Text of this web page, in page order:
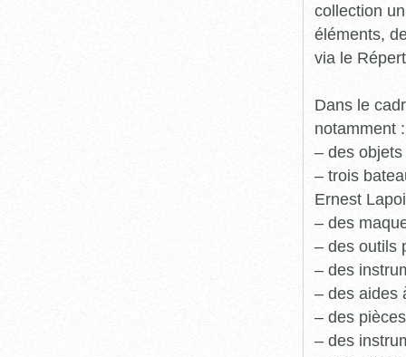
collection
éléments,
via le
Dans le
notamment :
– des
– trois
Ernest
– des
– des outils
– des
– des aides
– des
– des